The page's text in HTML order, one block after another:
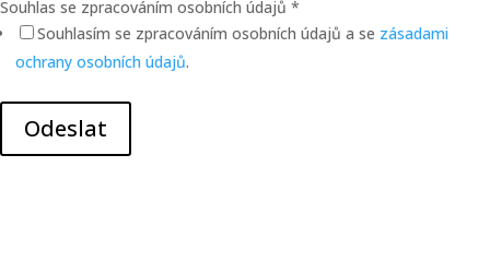
Zpráva
Jméno
Telefon
Souhlas se zpracováním osobních údajů *
Souhlasím se zpracováním osobních údajů a se zásadami
ochrany osobních údajů.
Odeslat